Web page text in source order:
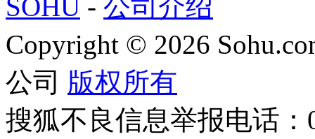
SOHU - 公司介绍
Copyright © 2026
公司 版权所有
搜狐不良信息举报电话：